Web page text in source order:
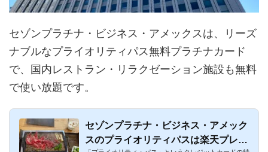
セゾンプラチナ・ビジネス・アメックスは、リーズ
ナブルなプライオリティパス無料プラチナカード
で、国内レストラン・リラクゼーション施設も無料
で使い放題です。
セゾンプラチナ・ビジネス・アメック
スのプライオリティパスは楽天プレミ